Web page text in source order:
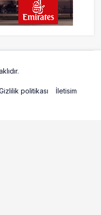
uçak al!
politikası İletisim